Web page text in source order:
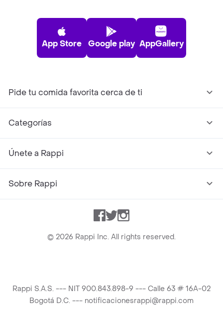
App Store Google play AppGallery
Pide tu comida favorita cerca de ti
Categorías
Únete a Rappi
Sobre Rappi
Facebook
TwitterInstagram
© 2026 Rappi Inc. All rights reserved.
Rappi S.A.S. --- NIT 900.843.898-9 --- Calle 63 # 16A-02
Bogotá D.C. --- notificacionesrappi@rappi.com